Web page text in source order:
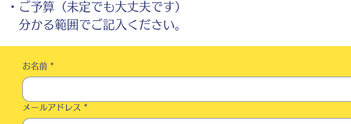
・ご予算（未定でも大丈夫です）
分かる範囲でご記入ください。
お名前 *
メールアドレス *